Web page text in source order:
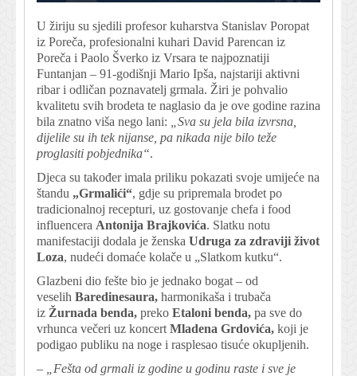
U žiriju su sjedili profesor kuharstva Stanislav Poropat
iz Poreča, profesionalni kuhari David Parencan iz
Poreča i Paolo Šverko iz Vrsara te najpoznatiji
Funtanjan – 91-godišnji Mario Ipša, najstariji aktivni
ribar i odličan poznavatelj grmala. Žiri je pohvalio
kvalitetu svih brodeta te naglasio da je ove godine razina
bila znatno viša nego lani:
„Sva su jela bila izvrsna,
dijelile su ih tek nijanse, pa nikada nije bilo teže
proglasiti pobjednika“.
Djeca su također imala priliku pokazati svoje umijeće na
štandu „Grmalići“, gdje su pripremala brodet po
tradicionalnoj recepturi, uz gostovanje chefa i food
influencera Antonija Brajkovića. Slatku notu
manifestaciji dodala je ženska Udruga za zdraviji život
Loza, nudeći domaće kolače u „Slatkom kutku“.
Glazbeni dio fešte bio je jednako bogat – od
veselih Baredinesaura, harmonikaša i trubača
iz Žurnada benda, preko Etaloni benda, pa sve do
vrhunca večeri uz koncert Mladena Grdovića, koji je
podigao publiku na noge i rasplesao tisuće okupljenih.
–
„Fešta od grmali iz godine u godinu raste i sve je